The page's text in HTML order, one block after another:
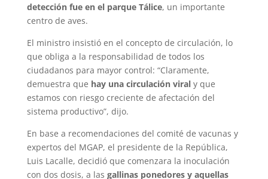
detección fue en el parque Tálice, un importante
centro de aves.
El ministro insistió en el concepto de circulación, lo
que obliga a la responsabilidad de todos los
ciudadanos para mayor control: “Claramente,
demuestra que hay una circulación viraly que
estamos con riesgo creciente de afectación del
sistema productivo”, dijo.
En base a recomendaciones del comité de vacunas y
expertos del MGAP, el presidente de la República,
Luis Lacalle, decidió que comenzara la inoculación
con dos dosis, a las gallinas ponedores y aquellas